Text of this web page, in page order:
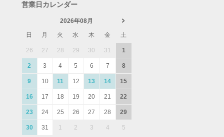
営業日カレンダー
2026年08月
日
月 火 水 木 金 土
26 27 28 29 30 31 1
2 3 4 5 6 7 8
9 10 11 12 13 14 15
16 17 18 19 20 21 22
23 24 25 26 27 28 29
30 31 1 2 3 4 5